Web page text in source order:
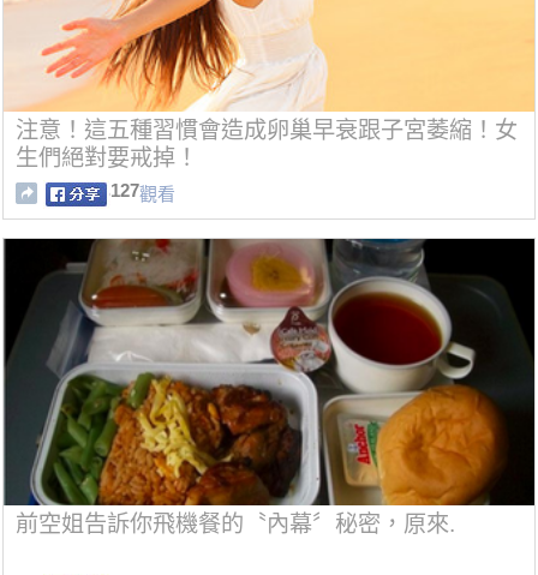
注意！這五種習慣會造成卵巢早衰跟子宮萎縮！女
生們絕對要戒掉！
127觀看
前空姐告訴你飛機餐的〝內幕〞秘密，原來.